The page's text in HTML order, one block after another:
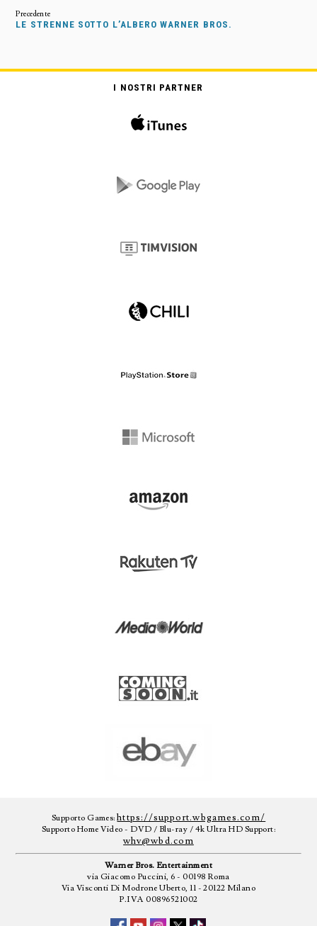
LE STRENNE SOTTO L’ALBERO WARNER BROS.
I NOSTRI PARTNER
Supporto Games:https://support.wbgames.com/
Supporto Home Video - DVD / Blu-ray / 4k Ultra HD Support:
whv@wbd.com
Warner Bros. Entertainment
via Giacomo Puccini, 6 - 00198 Roma
Via Visconti Di Modrone Uberto, 11 - 20122 Milano
P.IVA 00896521002